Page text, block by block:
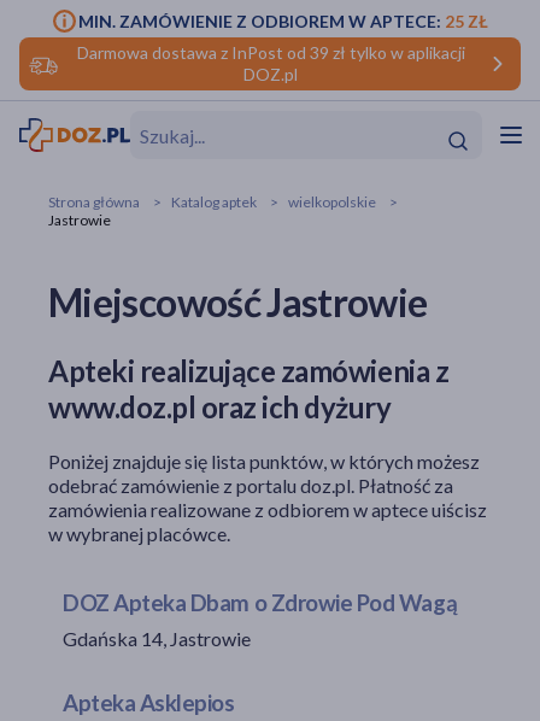
Darmowa dostawa z InPost od 39 zł tylko w aplikacji
DOZ.pl
MIN. ZAMÓWIENIE Z ODBIOREM W APTECE: 25 ZŁ
makijażu
Strona główna Katalog aptek
wielkopolskie
Jastrowie
Miejscowość Jastrowie
Apteki realizujące zamówienia z
www.doz.pl oraz ich dyżury
Poniżej znajduje się lista punktów, w których możesz
odebrać zamówienie z portalu doz.pl. Płatność za
zamówienia realizowane z odbiorem w aptece uiścisz
w wybranej placówce.
DOZ Apteka Dbam o Zdrowie Pod Wagą
Gdańska 14, Jastrowie
Apteka Asklepios